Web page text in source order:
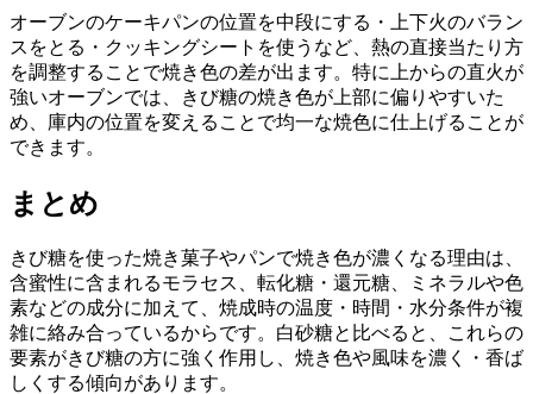
オーブンのケーキパンの位置を中段にする・上下火のバラン
スをとる・クッキングシートを使うなど、熱の直接当たり方
を調整することで焼き色の差が出ます。特に上からの直火が
強いオーブンでは、きび糖の焼き色が上部に偏りやすいた
め、庫内の位置を変えることで均一な焼色に仕上げることが
できます。
まとめ
きび糖を使った焼き菓子やパンで焼き色が濃くなる理由は、
含蜜性に含まれるモラセス、転化糖・還元糖、ミネラルや色
素などの成分に加えて、焼成時の温度・時間・水分条件が複
雑に絡み合っているからです。白砂糖と比べると、これらの
要素がきび糖の方に強く作用し、焼き色や風味を濃く・香ば
しくする傾向があります。